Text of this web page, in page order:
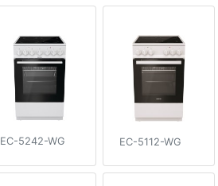
EC-5242-WG EC-5112-WG